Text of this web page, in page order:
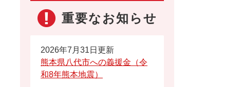
重要なお知らせ
2026年7月31日更新
熊本県八代市への義援金（令
和8年熊本地震）